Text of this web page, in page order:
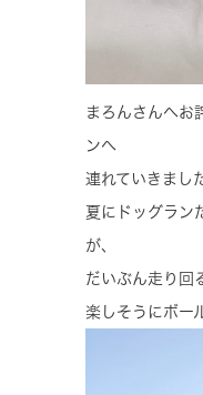
まろんさんへお
ンへ
連れていきまし
夏にドッグラン
が、
だいぶん走り回
楽しそうにボー